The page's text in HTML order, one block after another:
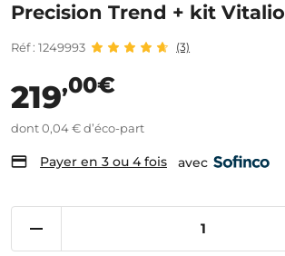
Precision Trend + kit Vitalio
Réf : 1249993 (3)
219,00€
dont 0,04 € d’éco-part
Payer en 3 ou 4 fois avec